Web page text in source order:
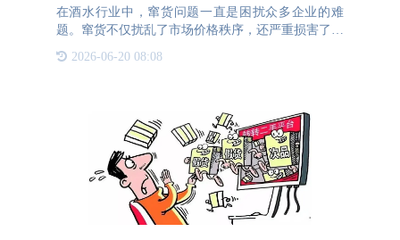
在酒水行业中，窜货问题一直是困扰众多企业的难
题。窜货不仅扰乱了市场价格秩序，还严重损害了企
越多的酒水企业开始采用一物一码技术来实现窜货管
2026-06-20 08:08